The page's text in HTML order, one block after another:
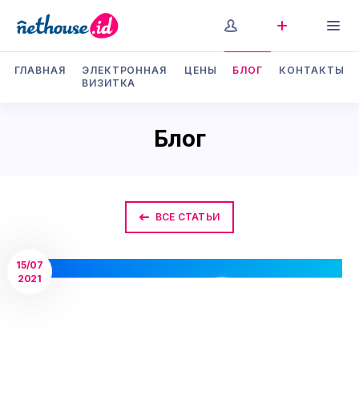
ГЛАВНАЯ
ЭЛЕКТРОННАЯ
ВИЗИТКА
ЦЕНЫ БЛОГ КОНТАКТЫ
Блог
15/07
2021
ВСЕ СТАТЬИ